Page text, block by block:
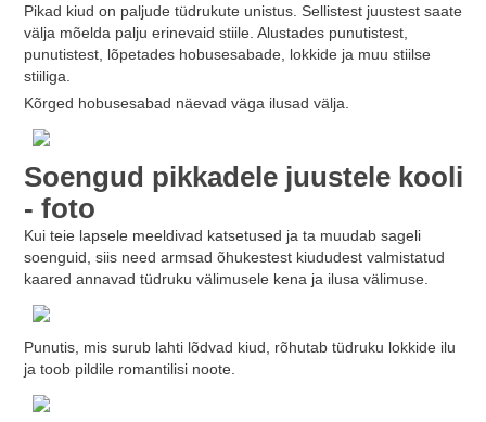
Pikad kiud on paljude tüdrukute unistus. Sellistest juustest saate
välja mõelda palju erinevaid stiile. Alustades punutistest,
punutistest, lõpetades hobusesabade, lokkide ja muu stiilse
stiiliga.
Kõrged hobusesabad näevad väga ilusad välja.
Soengud pikkadele juustele kooli
- foto
Kui teie lapsele meeldivad katsetused ja ta muudab sageli
soenguid, siis need armsad õhukestest kiududest valmistatud
kaared annavad tüdruku välimusele kena ja ilusa välimuse.
Punutis, mis surub lahti lõdvad kiud, rõhutab tüdruku lokkide ilu
ja toob pildile romantilisi noote.